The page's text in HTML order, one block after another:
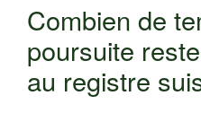
Combien de
poursuite
au registre